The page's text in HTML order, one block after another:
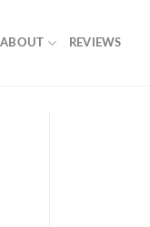
ABOUT REVIEWS